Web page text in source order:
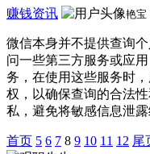
赚钱资讯 艳宝
微信本身并不提供查询
问一些第三方服务或应
务，在使用这些服务时
权，以确保查询的合法
私，避免将敏感信息泄
首页 5 6 7 8 9 10 11 12 尾